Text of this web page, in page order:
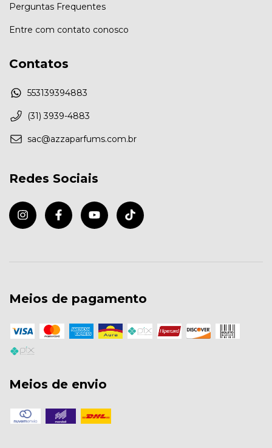
Perguntas Frequentes
Entre com contato conosco
Contatos
553139394883
(31) 3939-4883
sac@azzaparfums.com.br
Redes Sociais
Meios de pagamento
Meios de envio